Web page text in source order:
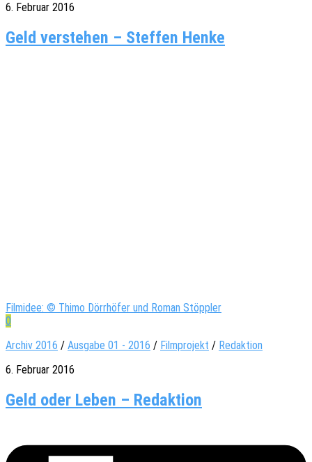
6. Februar 2016
Geld ver­ste­hen – Stef­fen Henke
Filmidee: © Thimo Dörrhöfer und Roman Stöppler
0
Archiv 2016 / Ausgabe 01 - 2016 / Filmprojekt / Redaktion
6. Februar 2016
Geld oder Leben – Redaktion